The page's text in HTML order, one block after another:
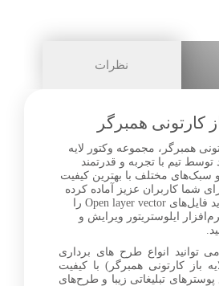
1+
نظرات
کارتونی همبرگر
همبرگر، مجموعه وکتور لایه
تیم با تجربه و قدرتمند
سبک‌های مختلف با بهترین کیفیت
شما کاربران عزیز آماده کرده
است. شما می‌تواید فایل‌های Open layer vector را
ایلوستریتور ویرایش و
توانید انواع طرح های برداری
باز کارتونی همبرگر) با کیفیت
تبلیغاتی زیبا و طرح‌های